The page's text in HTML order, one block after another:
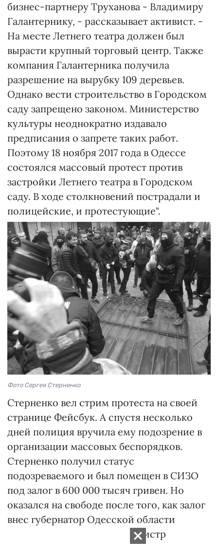
бизнес-партнеру Труханова - Владимиру
Галантернику, - рассказывает активист. -
На месте Летнего театра должен был
вырасти крупный торговый центр. Также
компания Галантерника получила
разрешение на вырубку 109 деревьев.
Однако вести строительство в Городском
саду запрещено законом. Министерство
культуры неоднократно издавало
предписания о запрете таких работ.
Поэтому 18 ноября 2017 года в Одессе
состоялся массовый протест против
застройки Летнего театра в Городском
саду. В ходе столкновений пострадали и
полицейские, и протестующие".
Фото Сергея Стерненко
Стерненко вел стрим протеста на своей
странице Фейсбук. А спустя несколько
дней полиция вручила ему подозрение в
организации массовых беспорядков.
Стерненко получил статус
подозреваемого и был помещен в СИЗО
под залог в 600 000 тысяч гривен. Но
оказался на свободе после того, как залог
внес губернатор Одесской области
Максим Степанов (ныне министр